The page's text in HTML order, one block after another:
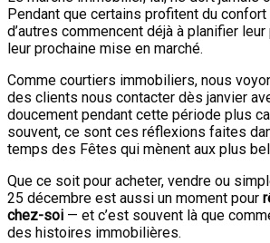
Pendant que certains profitent du
d’autres commencent déjà à planifier
leur prochaine mise en marché.
Comme courtiers immobiliers, nous
des clients nous contacter dès janvier
doucement pendant cette période plus
souvent, ce sont ces réflexions faites
temps des Fêtes qui mènent aux plus
Que ce soit pour acheter, vendre ou
25 décembre est aussi un moment pour
chez-soi — et c’est souvent là que
des histoires immobilières.